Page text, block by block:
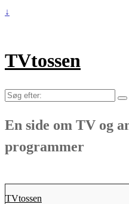
↓
TVtossen
Søg
En side om TV og
programmer
TVtossen